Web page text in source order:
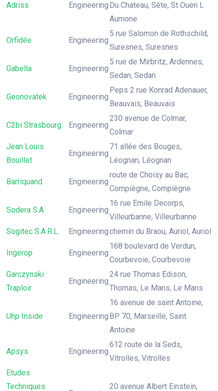
Adriss Engineering Du Chateau, Sète, St Ouen L
Aumone
Orfidée Engineering
5 rue Salomon de Rothschild,
Suresnes, Suresnes
Gabella Engineering
5 rue de Mirbritz, Ardennes,
Sedan, Sedan
Geonovatek Engineering
Peps 2 rue Konrad Adenauer,
Beauvais, Beauvais
C2bi Strasbourg Engineering
230 avenue de Colmar,
Colmar
Jean Louis
Bouillet
Engineering
71 allée des Bouges,
Léognan, Léognan
Barriquand Engineering
route de Choisy au Bac,
Compiègne, Compiègne
Sodera S.A. Engineering
16 rue Emile Decorps,
Villeurbanne, Villeurbanne
Sogitec S.A.R.L.
Engineeringchemin du Braou, Auriol, Auriol
Ingerop Engineering
168 boulevard de Verdun,
Courbevoie, Courbevoie
Garczynski
Traploir
Engineering
24 rue Thomas Edison,
Thomas, Le Mans, Le Mans
Uhp Inside Engineering
16 avenue de saint Antoine,
BP 70, Marseille, Saint
Antoine
Apsys Engineering
612 route de la Seds,
Vitrolles, Vitrolles
Etudes
Techniques
20 avenue Albert Einstein,